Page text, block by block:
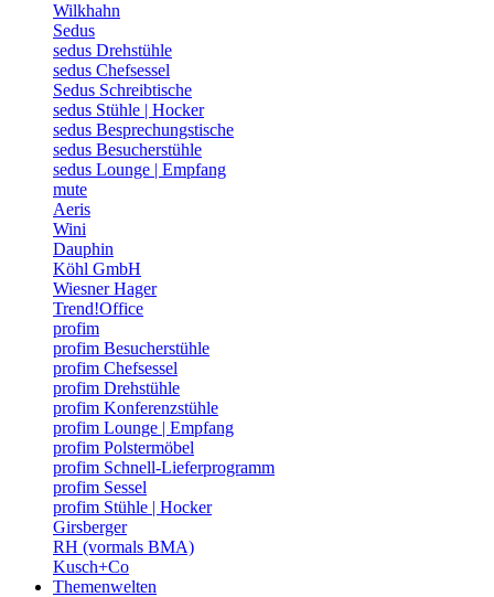
Wilkhahn
Sedus
sedus Drehstühle
sedus Chefsessel
Sedus Schreibtische
sedus Stühle | Hocker
sedus Besprechungstische
sedus Besucherstühle
sedus Lounge | Empfang
mute
Aeris
Wini
Dauphin
Köhl GmbH
Wiesner Hager
Trend!Office
profim
profim Besucherstühle
profim Chefsessel
profim Drehstühle
profim Konferenzstühle
profim Lounge | Empfang
profim Polstermöbel
profim Schnell-Lieferprogramm
profim Sessel
profim Stühle | Hocker
Girsberger
RH (vormals BMA)
Kusch+Co
Themenwelten